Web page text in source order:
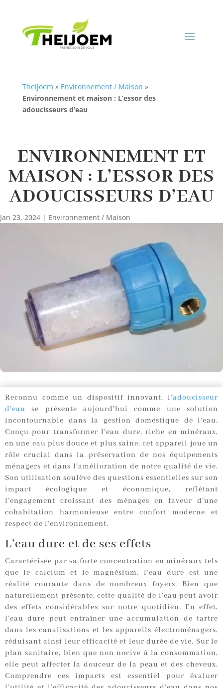
Theijoem » Environnement / Maison »
Environnement et maison : L’essor des
adoucisseurs d’eau
ENVIRONNEMENT ET
MAISON : L’ESSOR DES
ADOUCISSEURS D’EAU
Jan 23, 2024 | Environnement / Maison
Reconnu comme un dispositif innovant, l’adoucisseur
d’eau se présente aujourd’hui comme une solution
incontournable dans la gestion domestique de l’eau.
Conçu pour transformer l’eau dure, riche en minéraux,
en une eau plus douce et plus saine, cet appareil joue un
rôle crucial dans la préservation de nos équipements
ménagers et dans l’amélioration de notre qualité de vie.
Son utilisation soulève des questions essentielles sur son
impact écologique et économique, reflétant
l’engagement croissant des ménages en faveur d’une
cohabitation harmonieuse entre confort moderne et
respect de l’environnement.
L’eau dure et de ses effets
Caractérisée par sa forte concentration en minéraux tels
que le calcium et le magnésium, l’eau dure est une
réalité courante dans de nombreux foyers. Bien que
naturellement présente, cette qualité de l’eau peut avoir
des effets considérables sur notre quotidien. En effet,
l’eau dure peut entraîner une accumulation de tartre
dans les canalisations et les appareils électroménagers,
réduisant ainsi leur efficacité et leur durée de vie. Sur le
plan sanitaire, bien que non nocive à la consommation,
elle peut affecter la douceur de la peau et des cheveux.
Comprendre ces impacts est essentiel pour évaluer